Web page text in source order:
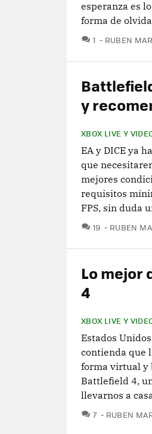
esperanza es
forma de
1
RUBEN
y
XBOX LIVE Y
EA y DICE ya
que
mejores
requisitos
FPS, sin duda
19
RUBEN
Lo mejor
4
XBOX LIVE Y
Estados
contienda que
forma virtual y
Battlefield 4,
llevarnos a
7
RUBEN